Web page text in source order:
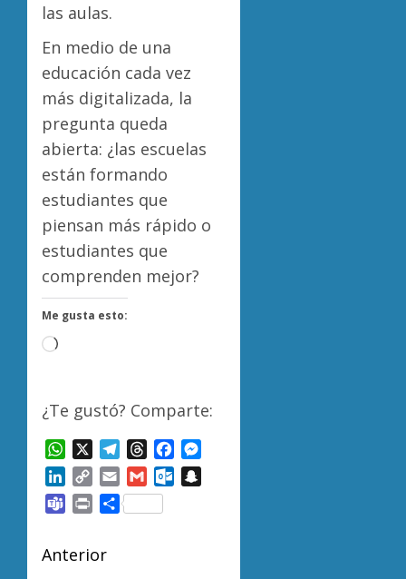
las aulas.
En medio de una
educación cada vez
más digitalizada, la
pregunta queda
abierta: ¿las escuelas
están formando
estudiantes que
piensan más rápido o
estudiantes que
comprenden mejor?
Me gusta esto:
Cargando...
¿Te gustó? Comparte:
WhatsAppTelegram
ThreadsFacebook
LinkedIn
Copy
Link
Email GmailOutlook.com
TeamsPrintCompartir
Navegación
Anterior